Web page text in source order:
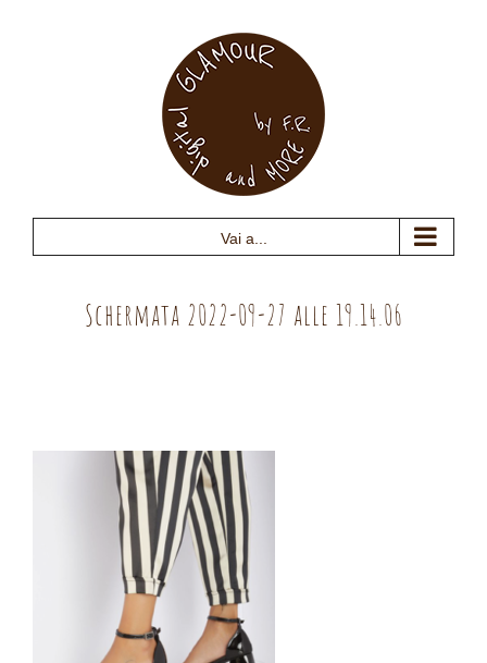
Vai a...
Schermata 2022-09-27 alle 19.14.06